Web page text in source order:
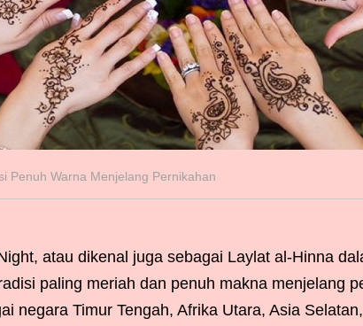
Penuh Warna Menjelang Pernikahan
atau dikenal juga sebagai Laylat al-Hinna
paling meriah dan penuh makna menjelang
negara Timur Tengah, Afrika Utara, Asia